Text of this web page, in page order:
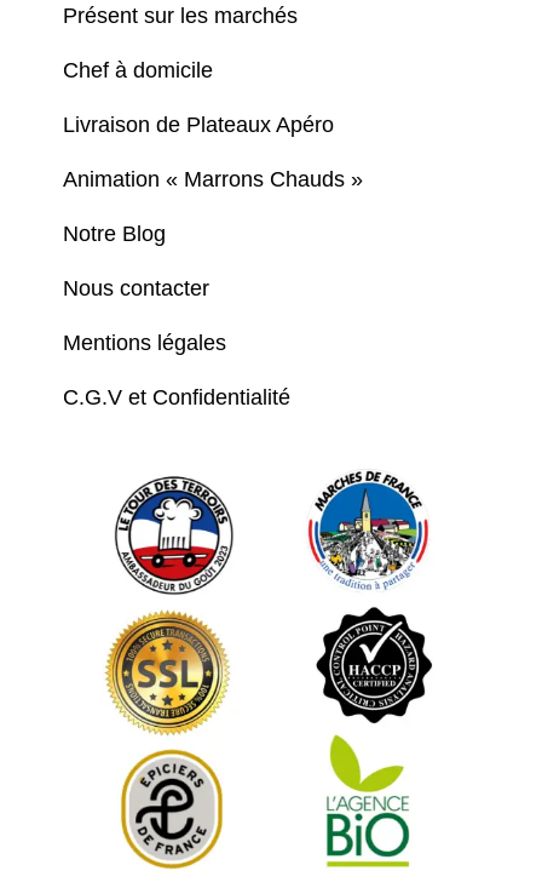
Présent sur les marchés
Chef à domicile
Livraison de Plateaux Apéro
Animation « Marrons Chauds »
Notre Blog
Nous contacter
Mentions légales
C.G.V et Confidentialité